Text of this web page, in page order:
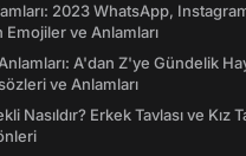
2023 WhatsApp,
Emojiler ve Anlamları
A'dan Z'ye Gündelik
ve Anlamları
Nasıldır? Erkek Tavlası ve Kız